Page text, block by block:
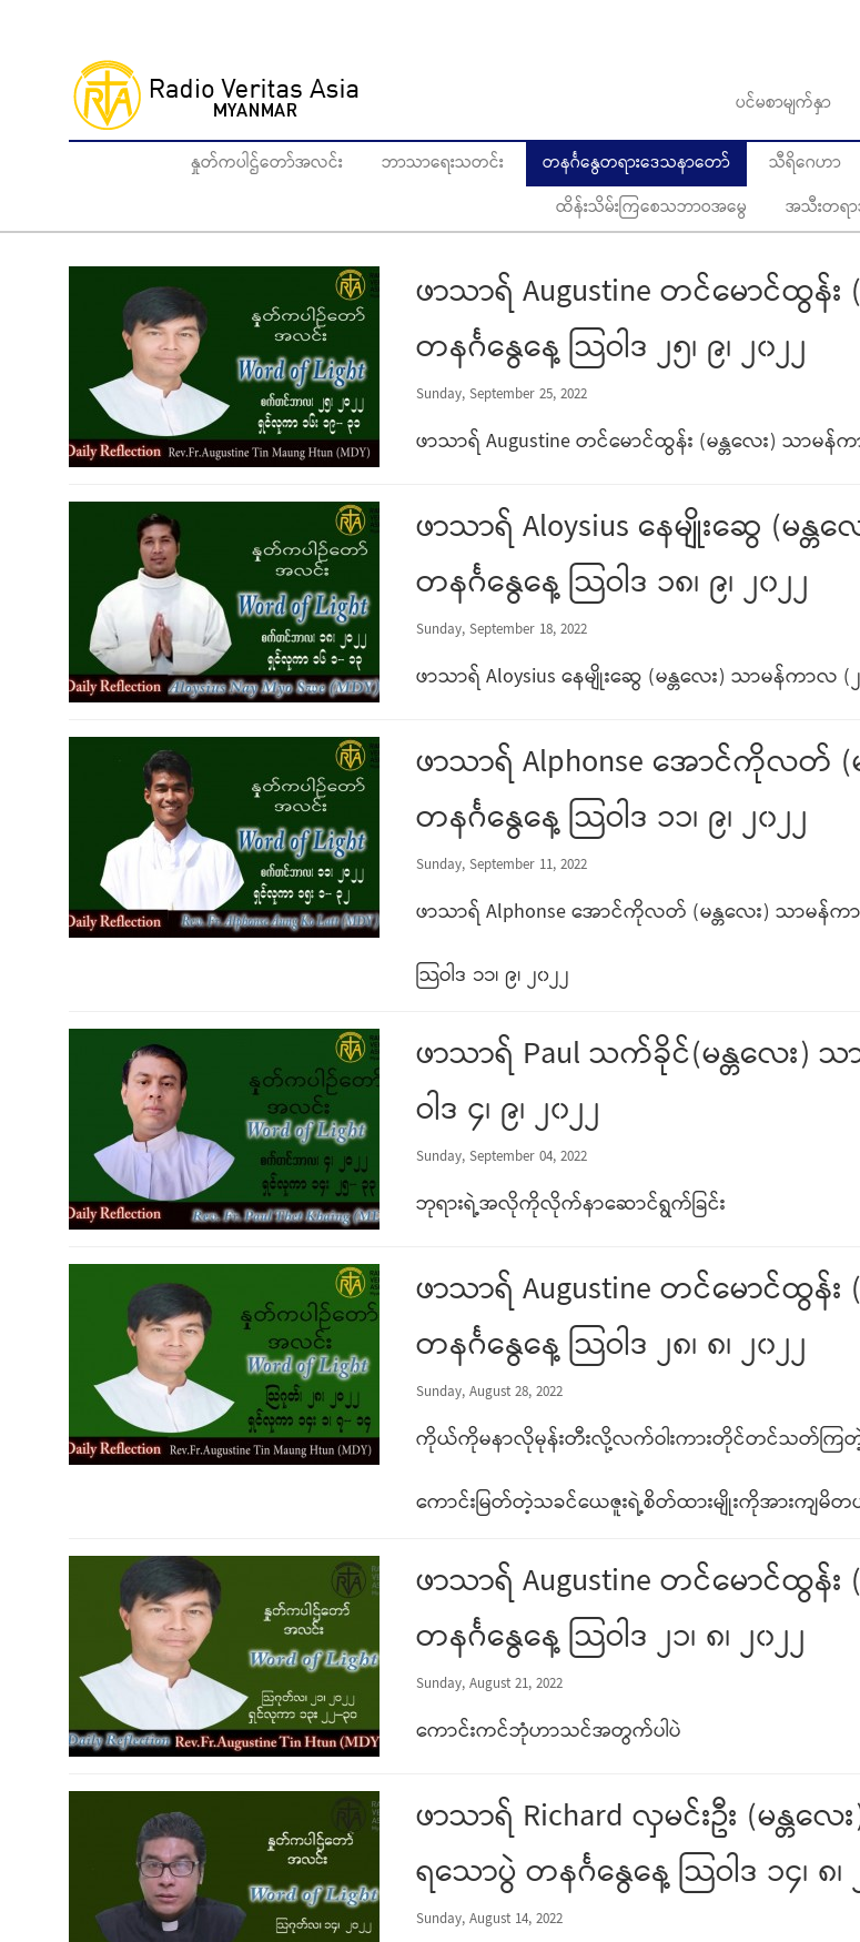
ပင်မစာမျက်နှာ
နှုတ်ကပါဌ်တော်အလင်း ဘာသာရေးသတင်း တနင်္ဂနွေတရားဒေသနာတော် သီရိဂေဟာ
ထိန်းသိမ်းကြစေသဘာဝအမွေ
အသီးတရ
ဖာသာရ် Augustine တင်မောင်ထွန်
တနင်္ဂနွေနေ့ သြဝါဒ ၂၅၊ ၉၊ ၂၀၂၂
Sunday, September 25, 2022
ဖာသာရ် Augustine တင်မောင်ထွန်း (မန္တလေး) သာမန်က
ဖာသာရ် Aloysius နေမျိုးဆွေ (မန္
တနင်္ဂနွေနေ့ သြဝါဒ ၁၈၊ ၉၊ ၂၀၂၂
Sunday, September 18, 2022
ဖာသာရ် Aloysius နေမျိုးဆွေ (မန္တလေး) သာမန်ကာလ (၂
ဖာသာရ် Alphonse အောင်ကိုလတ် (
တနင်္ဂနွေနေ့ သြဝါဒ ၁၁၊ ၉၊ ၂၀၂၂
Sunday, September 11, 2022
ဖာသာရ် Alphonse အောင်ကိုလတ် (မန္တလေး) သာမန်က
သြဝါဒ ၁၁၊ ၉၊ ၂၀၂၂
ဖာသာရ် Paul သက်ခိုင်(မန္တလေး)
ဝါဒ ၄၊ ၉၊ ၂၀၂၂
Sunday, September 04, 2022
ဘုရားရဲ့အလိုကိုလိုက်နာဆောင်ရွက်ခြင်း
ဖာသာရ် Augustine တင်မောင်ထွန်
တနင်္ဂနွေနေ့ သြဝါဒ ၂၈၊ ၈၊ ၂၀၂၂
Sunday, August 28, 2022
ကိုယ်ကိုမနာလိုမုန်းတီးလို့လက်ဝါးကားတိုင်တင်သတ်က
ကောင်းမြတ်တဲ့သခင်ယေဇူးရဲ့စိတ်ထားမျိုးကိုအားကျမိ
ဖာသာရ် Augustine တင်မောင်ထွန်
တနင်္ဂနွေနေ့ သြဝါဒ ၂၁၊ ၈၊ ၂၀၂၂
Sunday, August 21, 2022
ကောင်းကင်ဘုံဟာသင်အတွက်ပါပဲ
ဖာသာရ် Richard လှမင်းဦး (မန္
ရသောပွဲ တနင်္ဂနွေနေ့ သြဝါဒ ၁၄၊ ၈၊
Sunday, August 14, 2022